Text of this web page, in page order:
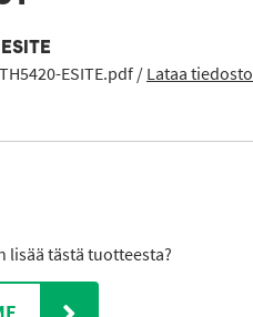
ESITE.pdf /Lataa tiedosto
tästä tuotteesta?